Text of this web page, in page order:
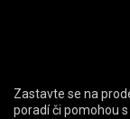
Zastavte se na
poradí či pomohou